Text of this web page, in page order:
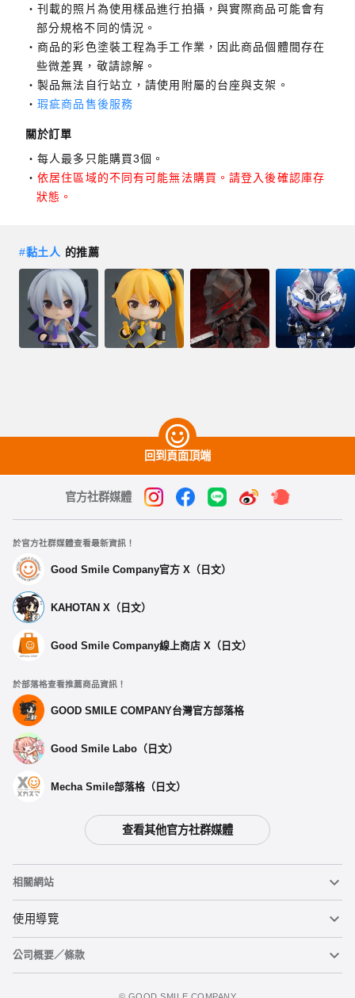
刊載的照片為使用樣品進行拍攝，與實際商品可能會有
部分規格不同的情況。
商品的彩色塗裝工程為手工作業，因此商品個體間存在
些微差異，敬請諒解。
製品無法自行站立，請使用附屬的台座與支架。
瑕疵商品售後服務
關於訂單
每人最多只能購買3個。
依居住區域的不同有可能無法購買。請登入後確認庫存
狀態。
#黏土人 的推薦
回到頁面頂端
官方社群媒體
於官方社群媒體查看最新資訊！
Good Smile Company官方 X（日文）
KAHOTAN X（日文）
Good Smile Company線上商店 X（日文）
於部落格查看推薦商品資訊！
GOOD SMILE COMPANY台灣官方部落格
Good Smile Labo（日文）
Mecha Smile部落格（日文）
查看其他官方社群媒體
相關網站
黏土人
黏土人臉部製造機（英文）
使用導覽
重要公告
公司概要／條款